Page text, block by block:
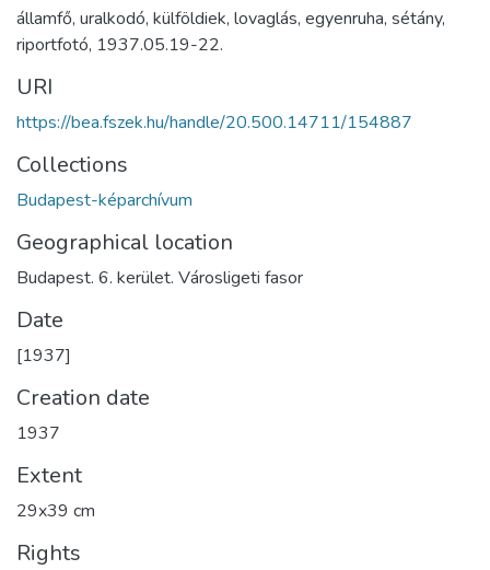
államfő, uralkodó, külföldiek, lovaglás, egyenruha, sétány,
riportfotó, 1937.05.19-22.
URI
https://bea.fszek.hu/handle/20.500.14711/154887
Collections
Budapest-képarchívum
Geographical location
Budapest. 6. kerület. Városligeti fasor
Date
[1937]
Creation date
1937
Extent
29x39 cm
Rights